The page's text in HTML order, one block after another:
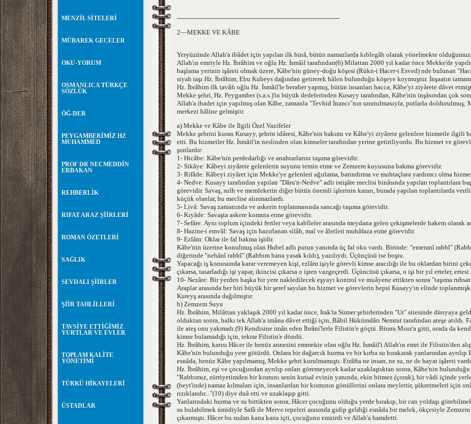
MENZİL SİTELERİ
MÜBAREK GECELER
OKU-YORUM
OSMANLICA TÜRKÇE
SÖZLÜK
ÖĞ-DER
PEYGAMBERİMİZ HZ
MUHAMMED
PROF DR NECMEDDİN
ERBAKAN
REHBERLİK
RIFAT ARAZ ŞİİRLERİ
ROMAN ÖZETLERİ
SAĞLIK
SEVDALI ŞİİRLER
ŞİİR TAHLİLLERİ
TAVSİYE ETTİĞİMİZ
YURTLAR VE EVLER
TOPLAM KALİTE
YÖNETİMİ
TÜRKÜ HİKAYELERİ
ÜSTADLAR
--------------------------------------------------------------------------------
2—MEKKE VE KÂBE
Yeryüzünde Allah'a ibâdet için yapılan ilk binâ, bütün namazlarda kıblegâh olarak yönelmekte
Allah'ın emriyle Hz. İbrâhim ve oğlu Hz. İsmâil tarafından(6) Milattan 2000 yıl kadar önce Mekke'de
başlama yerinin işâreti olmak üzere, Kâbe'nin güney-doğu köşesi (Rükn-i Hacer-i Esved) nde bulunan
siyah taşı Hz. İbrâhim, Ebu Kubeys dağından getirerek hâlen bulunduğu köşeye koymuştur. İnşaatın
Hz. İbrâhim ilk tavâfı oğlu Hz. İsmâil'le beraber yapmış, bütün insanları hacca, Kâbe'yi ziyârete dâvet
Mekke şehri, Hz. Peygamber (s.a.s.)'in büyük dedelerinden Kusayy tarafından, Kâbe'nin inşâsından çok
Allah'a ibadet için yapılmış olan Kâbe, zamanla "Tevhid İnancı"nın unutulmasıyla, putlarla doldurulmuş;
merkezi hâline gelmiştir.
a) Mekke ve Kâbe ile İlgili Özel Vazifeler
Mekke şehrini kuran Kusayy, şehrin idâresi, Kâbe'nin bakımı ve Kâbe'yi ziyârete gelenlere hizmetle ilgili
etti. Bu hizmetler Hz. İsmâil'in neslinden olan kimseler tarafından yerine getiriliyordu. Bu hizmet ve
şunlardır:
1- Hicâbe: Kâbe'nin perdedarlığı ve anahtarlarını taşıma görevidir.
2- Sikâye: Kâbeyi ziyârete gelenlerin suyunu temin etme ve Zemzem kuyusuna bakma görevidir.
3- Rifâde: Kâbeyi ziyâret için Mekke'ye gelenleri ağırlama, barındırma ve muhtaçlara yardımcı olma
4- Nedve: Kusayy tarafından yapılan "Dâru'n-Nedve" adlı istişâre meclisi binâsında yapılan toplantılara
görevidir. Savaş, sulh ve memleketin diğer bütün önemli işlerinin kararı, burada yapılan toplantılarda
küçük olanlar, bu meclise alınmazlardı.
5- Livâ: Savaş zamanında ve askerin toplanmasında sancağı taşıma görevidir.
6- Kıyâde: Savaşta askere komuta etme görevidir.
7- Sefâre: Aynı toplum içindeki fertler veya kabîleler arasında meydana gelen çekişmelerde hakem olarak
8- Hazine-i emvâl: Savaş için hazırlanan silâh, mal ve âletleri muhâfaza etme görevidir.
9- Ezlâm: Oklar ile fal bakma işidir.
Kâbe'nin üzerine konulmuş olan Hubel adlı putun yanında üç fal oku vardı. Birinde: "emeranî rabbî"
diğerinde "nehânî rabbî" (Rabbım bana yasak kıldı), yazılıydı. Üçünçüsü ise boştu.
Yapacağı iş konusunda karar veremeyen kişi, ezlâm işiyle görevli kimse aracılığı ile bu oklardan birini
çıkarsa, tasarladığı işi yapar, ikincisi çıkarsa o işten vazgeçerdi. Üçüncüsü çıkarsa, o işi bir yıl erteler,
10- Nezâre: Bir yerden başka bir yere nakledilecek eşyayı kontrol ve muâyene ettikten sonra "taşıma
Araplar arasında her biri büyük bir şeref sayılan bu hizmet ve görevlerin hepsi Kusayy'ın elinde
Kureyş arasında dağılmıştır.
b) Zemzem Suyu
Hz. İbrâhim, Milâttan yaklaşık 2000 yıl kadar önce, Irak'ta Sümer şehirlerinden "Ur" sitesinde dünyaya
olduktan sonra, halkı tek Allah'a imâna dâvet ettiği için, Bâbil Hükümdârı Nemrut tarafından ateşe atıldı.
ile ateş onu yakmadı.(9) Kendisine imân eden İbrâni'lerle Filistin'e göçtü. Birara Mısır'a gitti, orada da
kimse bulamadığı için, tekrar Filistin'e döndü.
Hz. İbrâhim, karısı Hâcer ile henüz annesini emmekte olan oğlu Hz. İsmâil'i Allah'ın emri ile Filistin'den
Kâbe'nin bulunduğu yere götürdü. Onlara bir dağarcık hurma ve bir kırba su bırakarak yanlarından
esnâda, henüz Kâbe yapılmamış, Mekke şehri kurulmamıştı. Etrâfta ne insan, ne su, ne de hayat işâreti
Hz. İbrâhim, eşi ve çocuğundan ayrılıp onları göremeyecek kadar uzaklaştıktan sonra, Kâbe'nin
"Rabbımız, zürriyetimden bir kısmını senin kutsal evinin yanında, ekin bitmez (çorak), bir vâdi içinde
(beyt'inde) namaz kılmaları için, insanlardan bir kısmının gönüllerini onlara meylettir, şükretmeleri için
rızıklandır..."(10) diye duâ etti ve uzaklaşıp gitti.
Yanlarındaki hurma ve su bittikten sonra, Hâcer çocuğunu olduğu yerde bırakıp, bir can yoldaşı
su bulabilmek ümidiyle Safâ ile Merve tepeleri arasında gidip geldiği esnâda bir melek, ökçesiyle
çıkarmıştı. Hâcer bu sudan kana kana içti, çocuğunu emzirdi ve Allah'a hamdetti.